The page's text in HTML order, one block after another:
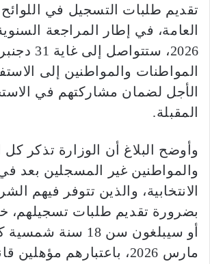
تقديم طلبات التسجيل في اللوائح
العامة، في إطار المراجعة
المواطنات والمواطنين إلى
الأجل لضمان مشاركتهم في
المقبلة.
وأوضح البلاغ أن الوزارة تذكر
والمواطنين غير المسجلين بعد في
الانتخابية، والذين تتوفر فيهم
بضرورة تقديم طلبات تسجيلهم،
مارس 2026، باعتبارهم